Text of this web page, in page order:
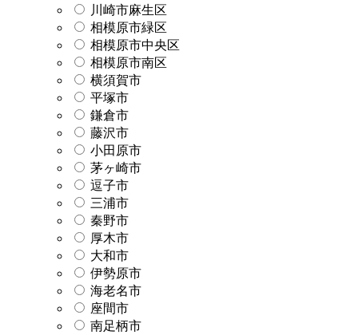
川崎市麻生区
相模原市緑区
相模原市中央区
相模原市南区
横須賀市
平塚市
鎌倉市
藤沢市
小田原市
茅ヶ崎市
逗子市
三浦市
秦野市
厚木市
大和市
伊勢原市
海老名市
座間市
南足柄市